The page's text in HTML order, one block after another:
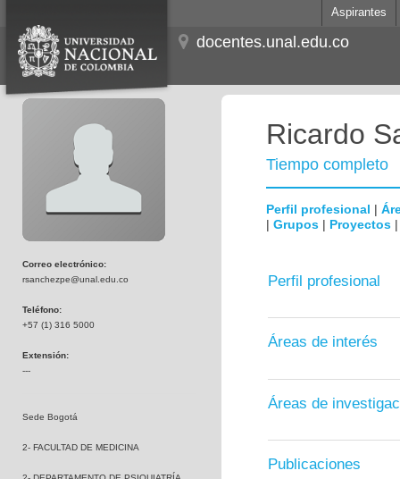
Aspirantes
docentes.unal.edu.co
Correo electrónico:
rsanchezpe@unal.edu.co
Teléfono:
+57 (1) 316 5000
Extensión:
---
Sede Bogotá
2- FACULTAD DE MEDICINA
Ricardo
Tiempo completo
Perfil profesional |
| Grupos | Proyectos
Perfil profesional
Áreas de interés
Áreas de
Publicaciones